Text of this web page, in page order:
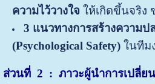
ความไว้วางใจ ให้เกิดขึ้นจริง
3 แนวทางการสร้างความ
(Psychological Safety)ในทีม
ส่วนที่2 : ภาวะผู้นำการเปลี่ยน